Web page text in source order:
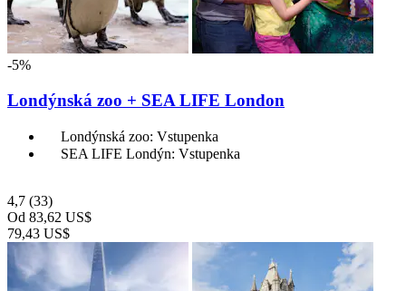
-5%
Londýnská zoo + SEA LIFE London
Londýnská zoo: Vstupenka
SEA LIFE Londýn: Vstupenka
4,7 (33)
Od 83,62 US$
79,43 US$